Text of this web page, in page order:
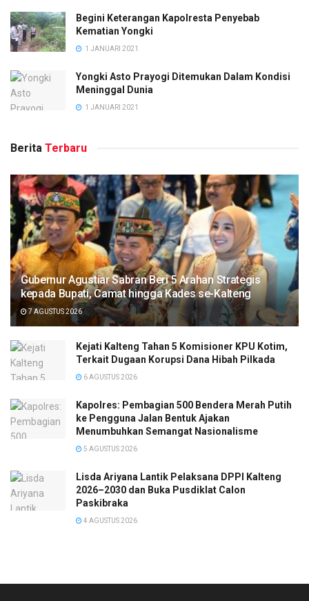
Begini Keterangan Kapolresta Penyebab
Kematian Yongki
1 JANUARI 2021
Yongki Asto Prayogi Ditemukan Dalam Kondisi
Meninggal Dunia
1 JANUARI 2021
Berita Terbaru
Gubernur Agustiar Sabran Beri 5 Arahan Strategis
kepada Bupati, Camat hingga Kades se-Kalteng
7 AGUSTUS 2026
Kejati Kalteng Tahan 5 Komisioner KPU Kotim,
Terkait Dugaan Korupsi Dana Hibah Pilkada
6 AGUSTUS 2026
Kapolres: Pembagian 500 Bendera Merah Putih
ke Pengguna Jalan Bentuk Ajakan
Menumbuhkan Semangat Nasionalisme
5 AGUSTUS 2026
Lisda Ariyana Lantik Pelaksana DPPI Kalteng
2026–2030 dan Buka Pusdiklat Calon
Paskibraka
4 AGUSTUS 2026